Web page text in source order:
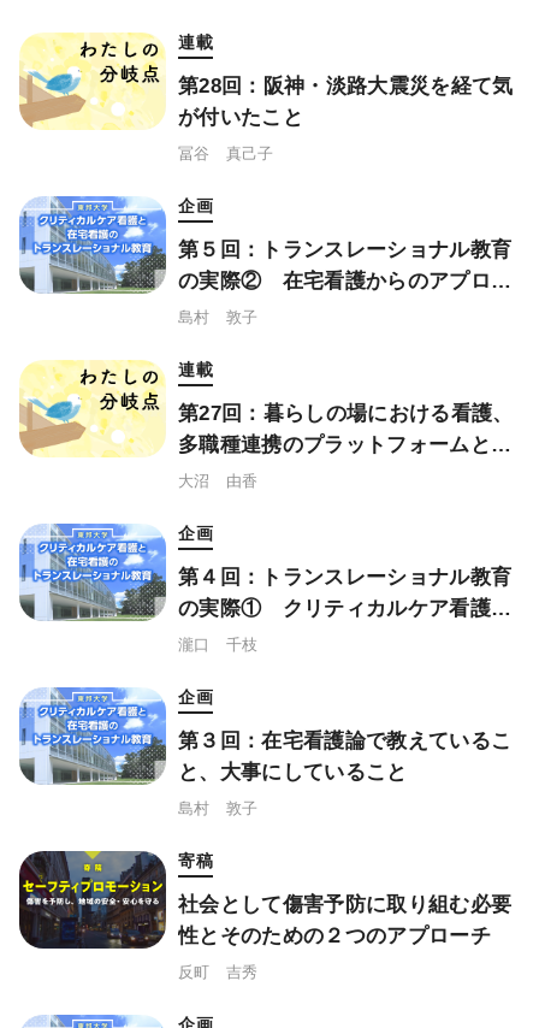
連載
第28回：阪神・淡路大震災を経て気
が付いたこと
冨谷 真己子
企画
第５回：トランスレーショナル教育
の実際② 在宅看護からのアプロー
チ
島村 敦子
連載
第27回：暮らしの場における看護、
多職種連携のプラットフォームとし
ての看護を伝える
大沼 由香
企画
第４回：トランスレーショナル教育
の実際① クリティカルケア看護学
からのアプローチ
瀧口 千枝
企画
第３回：在宅看護論で教えているこ
と、大事にしていること
島村 敦子
寄稿
社会として傷害予防に取り組む必要
性とそのための２つのアプローチ
反町 吉秀
企画